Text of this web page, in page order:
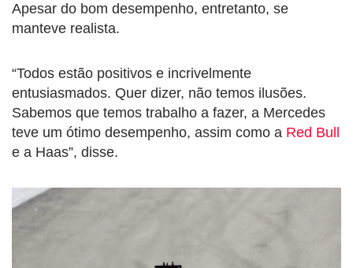
Apesar do bom desempenho, entretanto, se
manteve realista.
“Todos estão positivos e incrivelmente
entusiasmados. Quer dizer, não temos ilusões.
Sabemos que temos trabalho a fazer, a Mercedes
teve um ótimo desempenho, assim como a Red Bull
e a Haas”, disse.